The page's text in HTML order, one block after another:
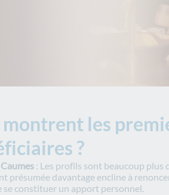
les
?
: Les profils sont beaucoup plus
présumée davantage encline à
se constituer un apport personnel.